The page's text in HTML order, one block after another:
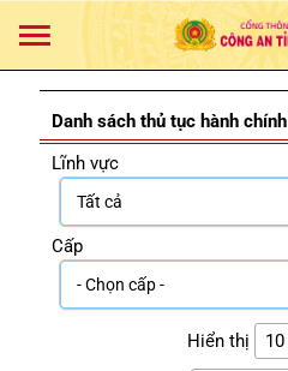
Danh sách thủ tục hành chính
Lĩnh vực
Cấp
Hiển thị